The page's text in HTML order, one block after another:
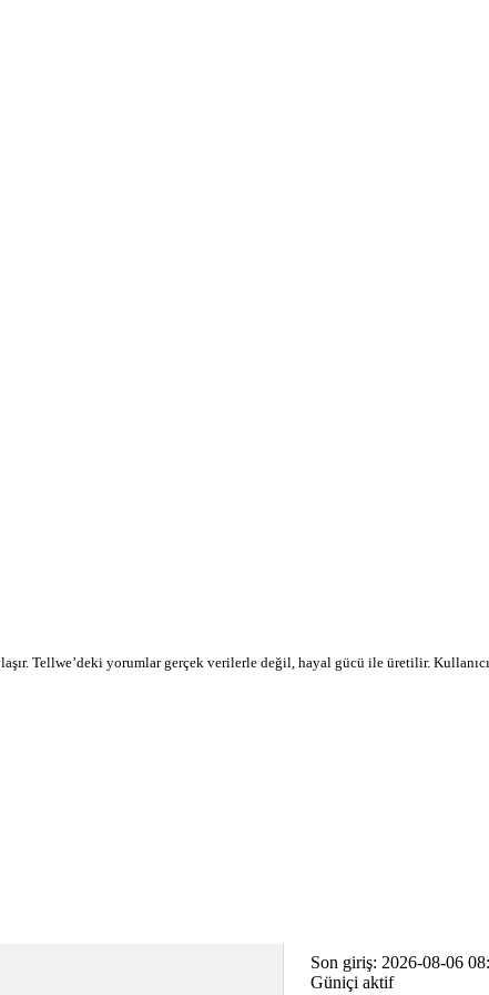
Tellwe’deki yorumlar gerçek verilerle değil, hayal gücü ile üretilir.
Son giriş: 2026-08-06
Güniçi aktif